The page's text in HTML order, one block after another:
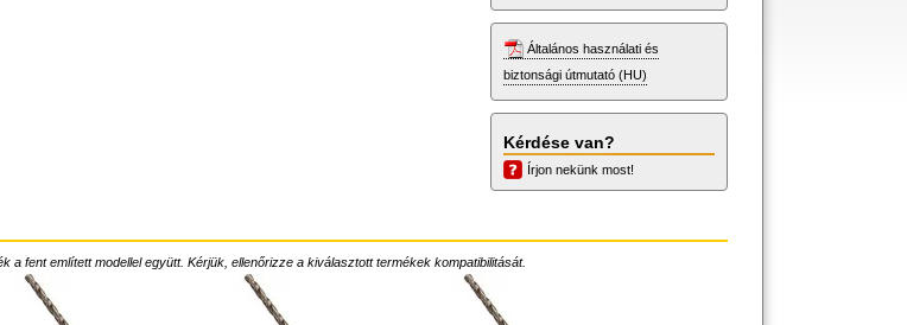
Általános használati és
biztonsági útmutató (HU)
Kérdése van?
Írjon nekünk most!
a fent említett modellel együtt. Kérjük, ellenőrizze a kiválasztott termékek kompatibilitását.